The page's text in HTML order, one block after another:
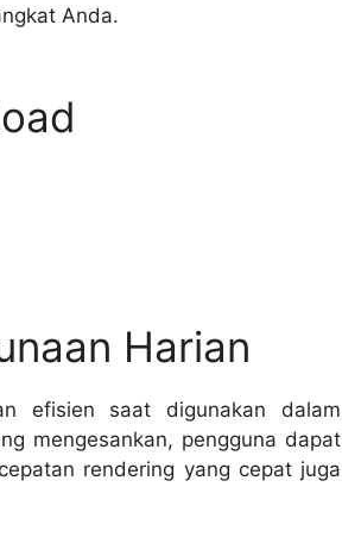
Anda.
Harian
efisien saat digunakan dalam
mengesankan, pengguna dapat
rendering yang cepat juga